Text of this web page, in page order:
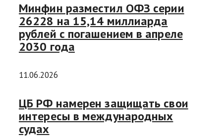
Минфин разместил ОФЗ серии
26228 на 15,14 миллиарда
рублей с погашением в апреле
2030 года
11.06.2026
ЦБ РФ намерен защищать свои
интересы в международных
судах